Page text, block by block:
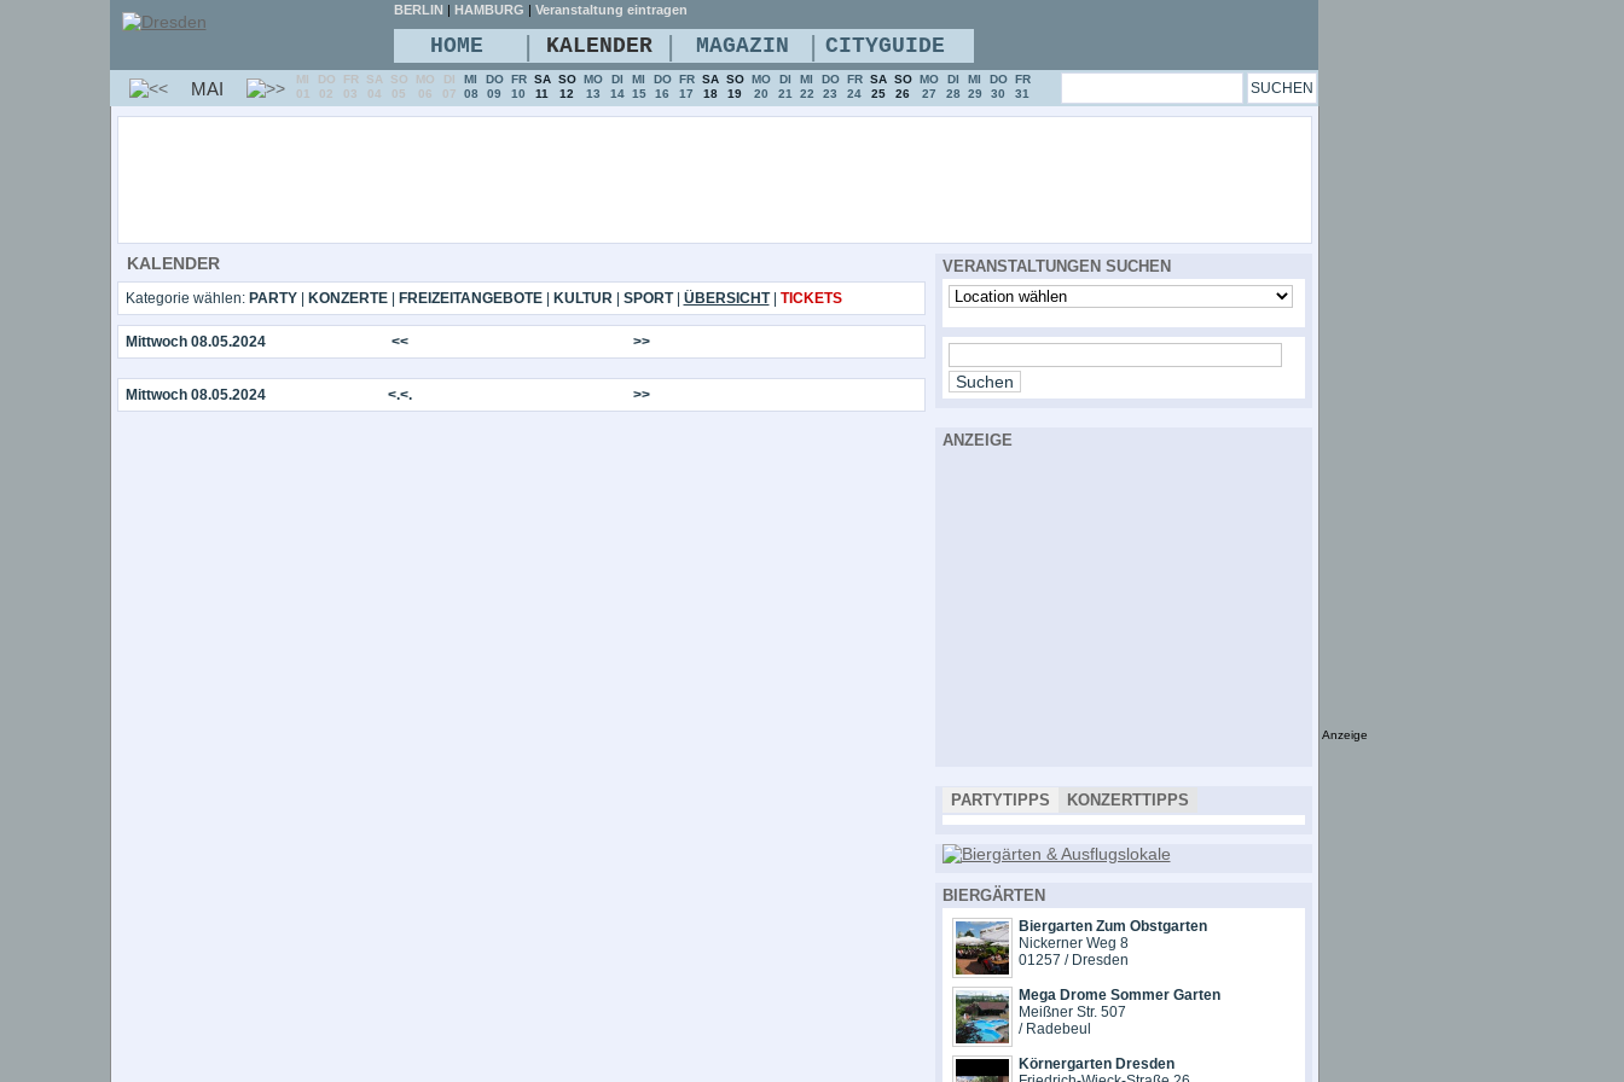
KALENDER
Kategorie wählen: PARTY| KONZERTE| FREIZEITANGEBOTE| KULTUR| SPORT| ÜBERSICHT| TICKETS
Mittwoch 08.05.2024 << >>
Mittwoch 08.05.2024 <.<. >>
VERANSTALTUNGEN SUCHEN
ANZEIGE
PARTYTIPPS KONZERTTIPPS
BIERGÄRTEN
Biergarten Zum Obstgarten
Nickerner Weg 8
01257 / Dresden
Mega Drome Sommer Garten
Meißner Str. 507
/ Radebeul
Körnergarten Dresden
BERLIN | HAMBURG | Veranstaltung eintragen
HOME | KALENDER | MAGAZIN | CITYGUIDE
MAI
MI
01
DO
02
FR
03
SA
04
SO
05
MO
06
DI
07
MI
08
DO
09
FR
10
SA
11
SO
12
MO
13
DI
14
MI
15
DO
16
FR
17
SA
18
SO
19
MO
20
DI
21
MI
22
DO
23
FR
24
SA
25
SO
26
MO
27
DI
28
MI
29
DO
30
FR
31
Anzeige